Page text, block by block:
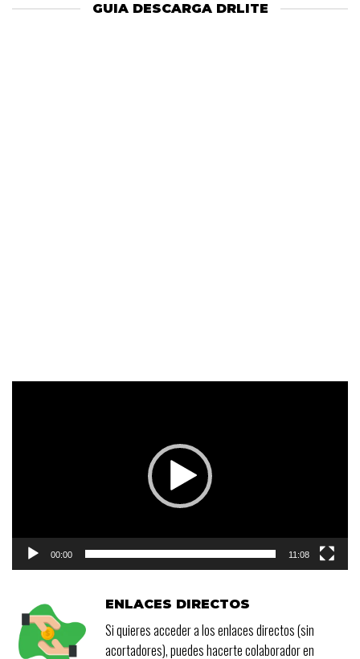
GUIA DESCARGA DRLITE
00:00 11:08
ENLACES DIRECTOS
Si quieres acceder a los enlaces directos (sin
acortadores), puedes hacerte colaborador en